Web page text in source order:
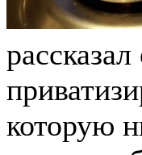
которую